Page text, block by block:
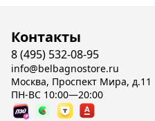
Контакты
8 (495) 532-08-95
info@belbagnostore.ru
Москва, Проспект Мира, д.11
ПН-ВС 10:00—20:00